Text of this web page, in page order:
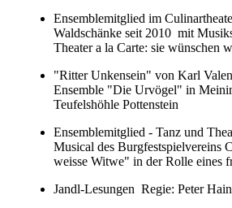
Ensemblemitglied im
Waldschänke seit 2010 mit
Theater a la Carte: sie wünschen
"Ritter Unkensein" von Karl
Ensemble "Die Urvögel" in
Teufelshöhle Pottenstein
Ensemblemitglied - Tanz und
Musical des Burgfestspielvereins
weisse Witwe" in der Rolle eines
Jandl-Lesungen Regie: Peter Hain